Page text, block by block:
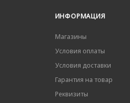
ИНФОРМАЦИЯ
Магазины
Условия оплаты
Условия доставки
Гарантия на товар
Реквизиты